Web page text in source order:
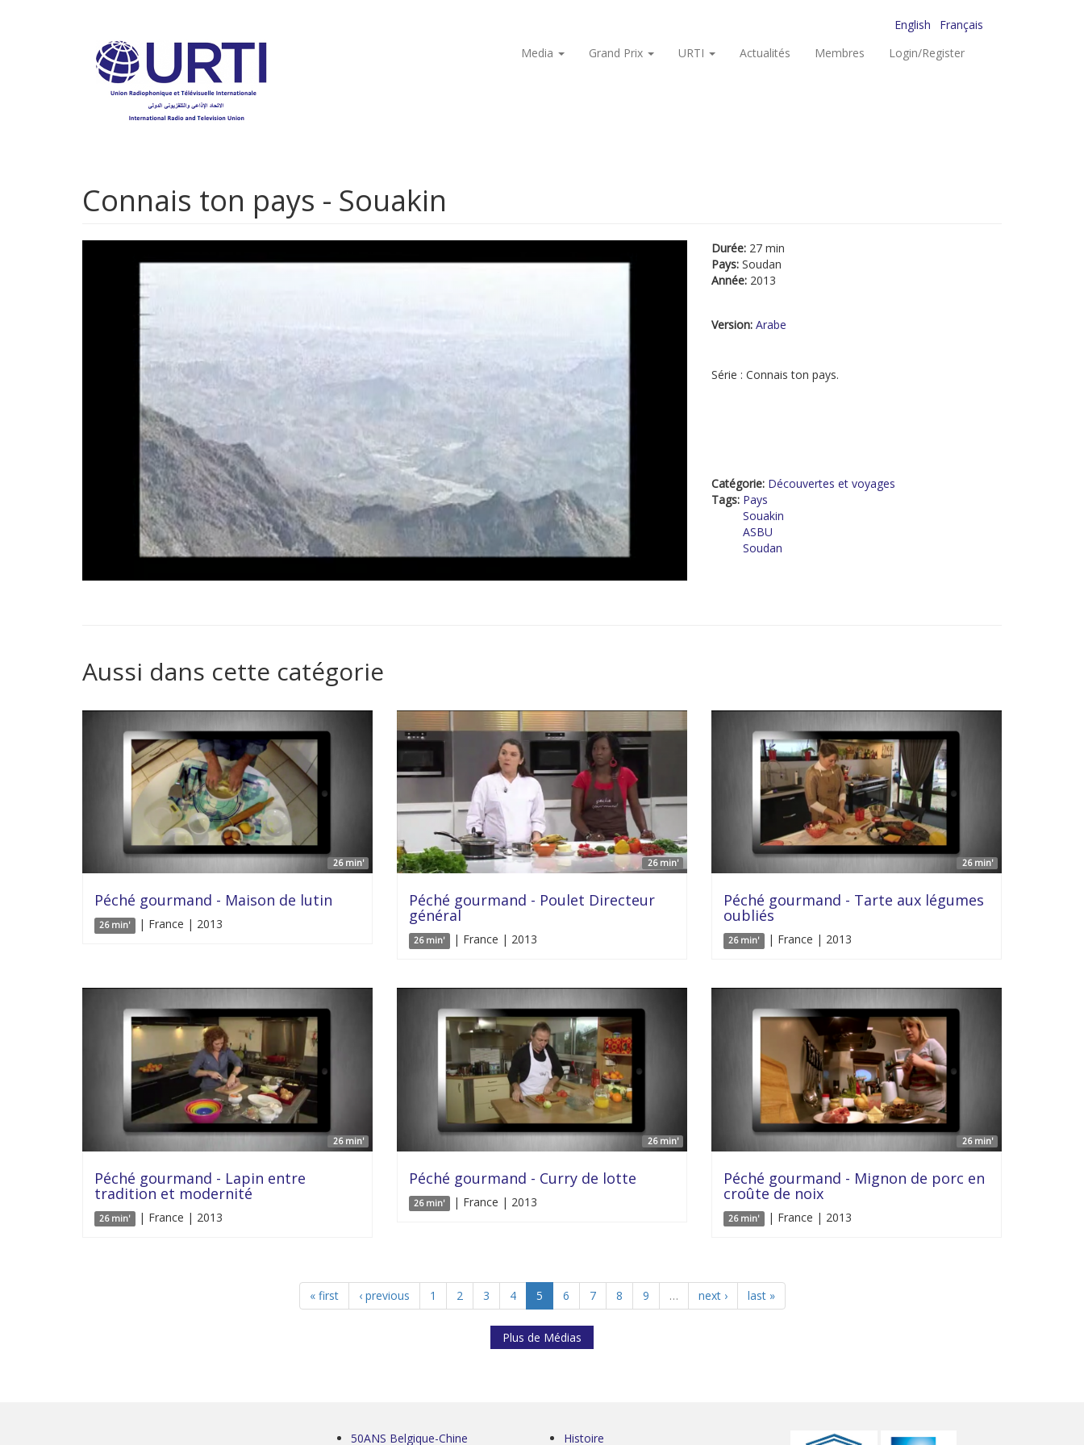
English
Français
Media
Grand Prix URTI Actualités Membres Login/Register
Connais ton pays - Souakin
Durée: 27 min
Pays: Soudan
Année: 2013
Version: Arabe
Série : Connais ton pays.
Catégorie: Découvertes et voyages
Tags: Pays
Souakin
ASBU
Soudan
Aussi dans cette catégorie
26 min'
Péché gourmand - Maison de lutin
26 min' | France | 2013
26 min'
Péché gourmand - Poulet Directeur
général
26 min' | France | 2013
26 min'
Péché gourmand - Tarte aux légumes
oubliés
26 min' | France | 2013
26 min'
Péché gourmand - Lapin entre
tradition et modernité
26 min' | France | 2013
26 min'
Péché gourmand - Curry de lotte
26 min' | France | 2013
26 min'
Péché gourmand - Mignon de porc en
croûte de noix
26 min' | France | 2013
« first ‹ previous 1 2 3 4 5 6 7 8 9 … next › last »
Plus de Médias
50ANS Belgique-Chine Histoire